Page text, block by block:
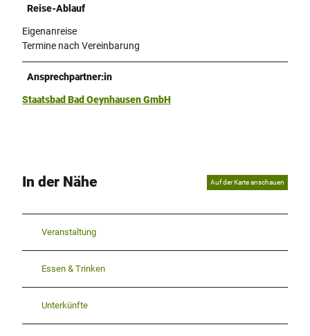
Reise-Ablauf
Eigenanreise
Termine nach Vereinbarung
Ansprechpartner:in
Staatsbad Bad Oeynhausen GmbH
In der Nähe Auf der Karte anschauen
Veranstaltung
Essen & Trinken
Unterkünfte